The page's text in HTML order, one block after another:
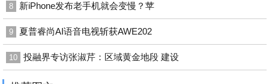
8 新iPhone发布老手机就会变慢？苹
9 夏普睿尚AI语音电视斩获AWE202
10 投融界专访张淑芹：区域黄金地段 建设